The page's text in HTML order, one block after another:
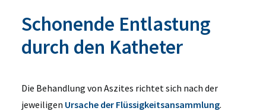
Unternehmen
Service & Hilfe
Land
Schonende Entlastung
durch den Katheter
Die Behandlung von Aszites richtet sich nach der
jeweiligen Ursache der Flüssigkeitsansammlung.